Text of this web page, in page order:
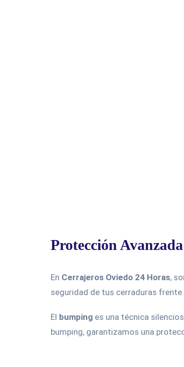
Protección
En Cerrajeros Oviedo 24 Horas,
seguridad de tus cerraduras
El bumping es una técnica
bumping, garantizamos una